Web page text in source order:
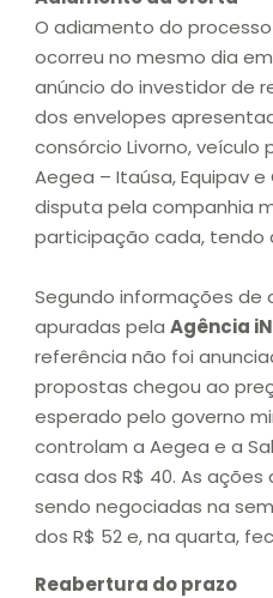
O adiamento do
ocorreu no mesmo dia
anúncio do investidor de
dos envelopes
consórcio Livorno, veículo
Aegea – Itaúsa, Equipav
disputa pela companhia
participação cada, tendo
Segundo informações
apuradas pela Agência
referência não foi
propostas chegou ao
esperado pelo governo
controlam a Aegea e a
casa dos R$ 40. As
sendo negociadas na
dos R$ 52 e, na quarta,
Reabertura do prazo